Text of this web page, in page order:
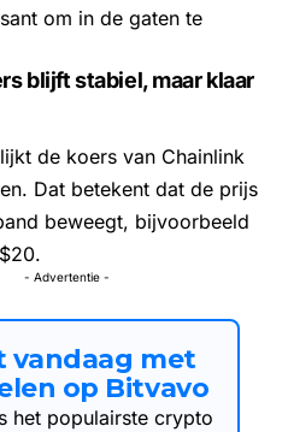
om in de gaten te
blijft stabiel, maar klaar
de koers van Chainlink
Dat betekent dat de prijs
beweegt, bijvoorbeeld
- Advertentie -
vandaag met
op Bitvavo
het populairste crypto